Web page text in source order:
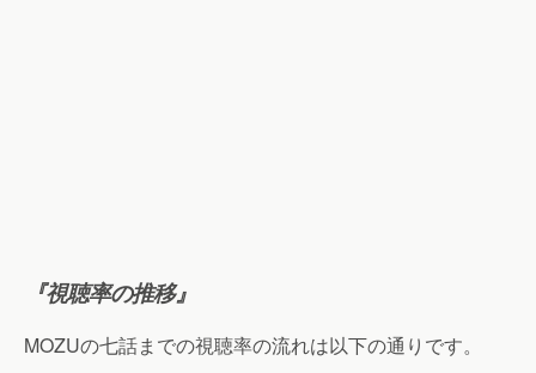
『視聴率の推移』
MOZUの七話までの視聴率の流れは以下の通りです。